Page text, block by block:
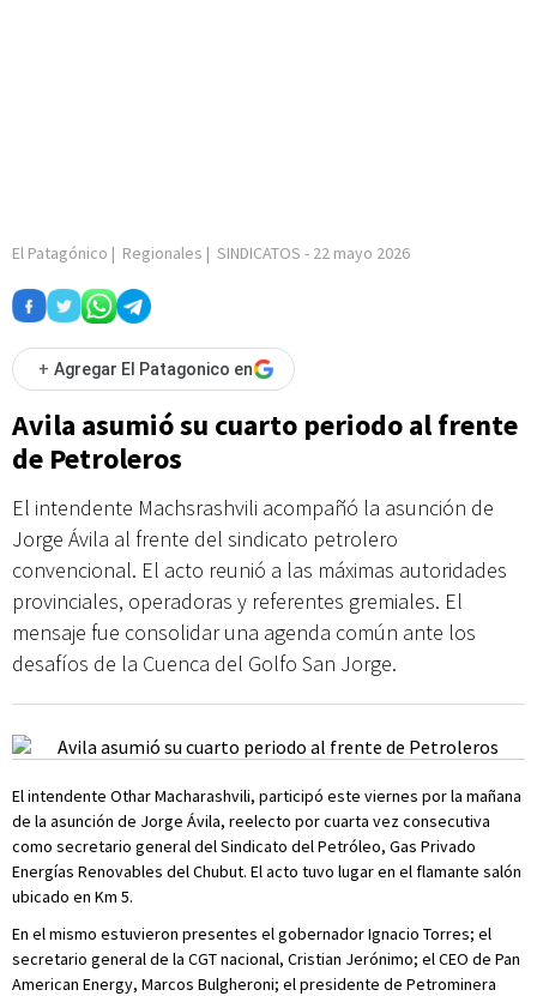
El Patagónico | Regionales | SINDICATOS - 22 mayo 2026
+ Agregar El Patagonico en
Avila asumió su cuarto periodo al frente
de Petroleros
El intendente Machsrashvili acompañó la asunción de
Jorge Ávila al frente del sindicato petrolero
convencional. El acto reunió a las máximas autoridades
provinciales, operadoras y referentes gremiales. El
mensaje fue consolidar una agenda común ante los
desafíos de la Cuenca del Golfo San Jorge.
El intendente Othar Macharashvili, participó este viernes por la mañana
de la asunción de Jorge Ávila, reelecto por cuarta vez consecutiva
como secretario general del Sindicato del Petróleo, Gas Privado
Energías Renovables del Chubut. El acto tuvo lugar en el flamante salón
ubicado en Km 5.
En el mismo estuvieron presentes el gobernador Ignacio Torres; el
secretario general de la CGT nacional, Cristian Jerónimo; el CEO de Pan
American Energy, Marcos Bulgheroni; el presidente de Petrominera